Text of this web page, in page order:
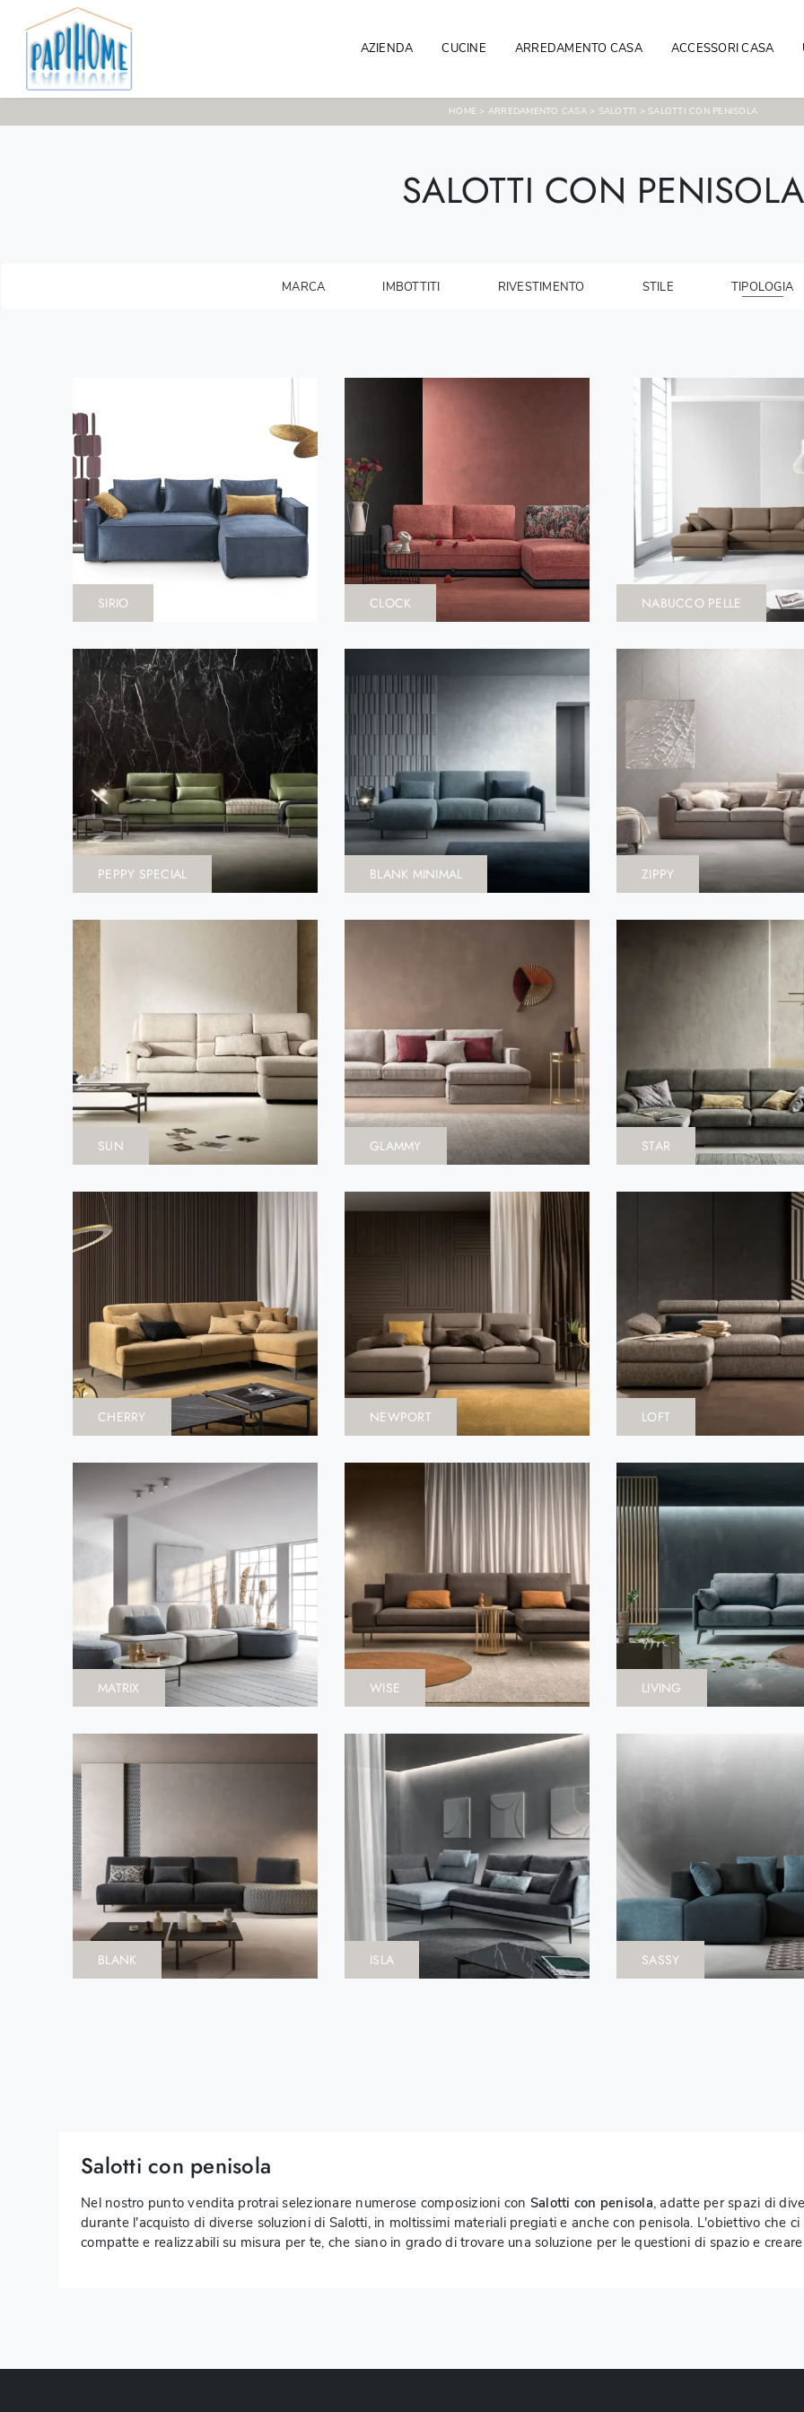
AZIENDA CUCINE ARREDAMENTO CASA ACCESSORI CASA
HOME > ARREDAMENTO CASA> SALOTTI > SALOTTI CON PENISOLA
SALOTTI CON PENISOLA
MARCA IMBOTTITI RIVESTIMENTO STILE TIPOLOGIA
SIRIO CLOCK NABUCCO PELLE
PEPPY SPECIAL BLANK MINIMAL ZIPPY
SUN GLAMMY STAR
CHERRY NEWPORT LOFT
MATRIX WISE LIVING
BLANK ISLA SASSY
Salotti con penisola
Nel nostro punto vendita protrai selezionare numerose composizioni con Salotti con penisola, adatte per spazi di
durante l'acquisto di diverse soluzioni di Salotti, in moltissimi materiali pregiati e anche con penisola. L'obiettivo che
compatte e realizzabili su misura per te, che siano in grado di trovare una soluzione per le questioni di spazio e